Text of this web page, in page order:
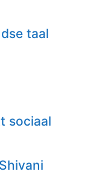
taal
sociaal